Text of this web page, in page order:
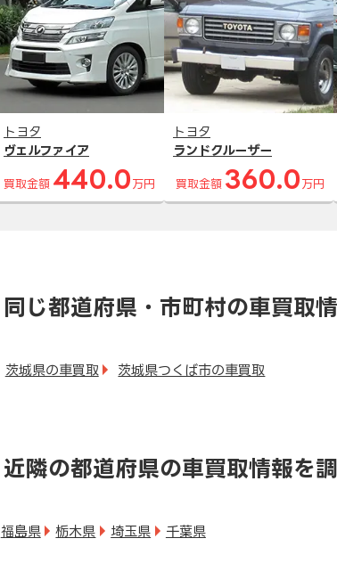
トヨタ
ヴェルファイア
買取金額 440.0 万円
トヨタ
ランドクルーザー
買取金額 360.0 万円
同じ都道府県・市町村の車買取
茨城県の車買取 茨城県つくば市の車買取
近隣の都道府県の車買取情報を
福島県 栃木県 埼玉県 千葉県